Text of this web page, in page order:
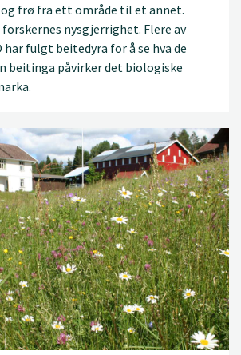
frø fra ett område til et annet.
nysgjerrighet. Flere av
har fulgt beitedyra for å se hva de
beitinga påvirker det biologiske